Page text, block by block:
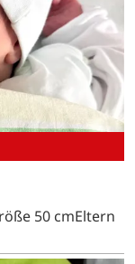
50 cmEltern